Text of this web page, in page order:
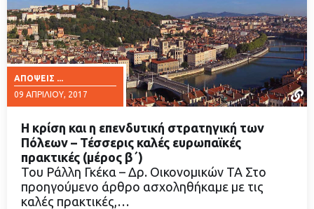
ΑΠΌΨΕΙΣ ...
09 ΑΠΡΙΛΊΟΥ, 2017
ΔΙΑΒΑΣΤΕ ΠΕΡΙΣΣΟΤΕΡΑ
Η κρίση και η επενδυτική στρατηγική των
Πόλεων – Τέσσερις καλές ευρωπαϊκές
πρακτικές (μέρος β΄)
Του Ράλλη Γκέκα – Δρ. Οικονομικών ΤΑ Στο
προηγούμενο άρθρο ασχοληθήκαμε με τις
καλές πρακτικές,…